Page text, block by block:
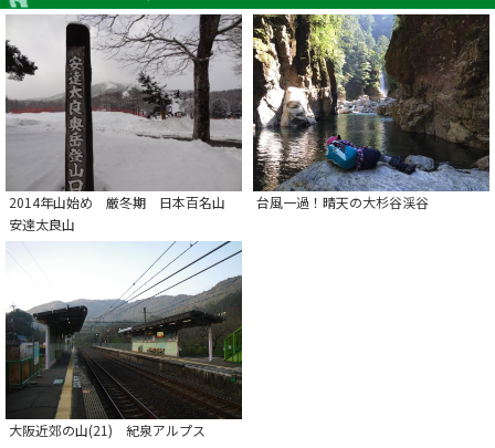
2014年山始め 厳冬期 日本百名山
安達太良山
台風一過！晴天の大杉谷渓谷
大阪近郊の山(21) 紀泉アルプス